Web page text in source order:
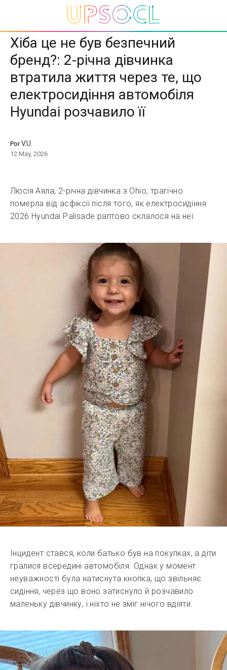
Хіба це не був безпечний
бренд?: 2-річна дівчинка
втратила життя через те, що
електросидіння автомобіля
Hyundai розчавило її
PorV.U.
12 May, 2026
Люсія Аяла, 2-річна дівчинка з Ohio, трагічно
померла від асфіксії після того, як електросидіння
2026 Hyundai Palisade раптово склалося на неї.
Інцидент стався, коли батько був на покупках, а діти
гралися всередині автомобіля. Однак у момент
неуважності була натиснута кнопка, що звільняє
сидіння, через що воно затиснуло й розчавило
маленьку дівчинку, і ніхто не зміг нічого вдіяти.